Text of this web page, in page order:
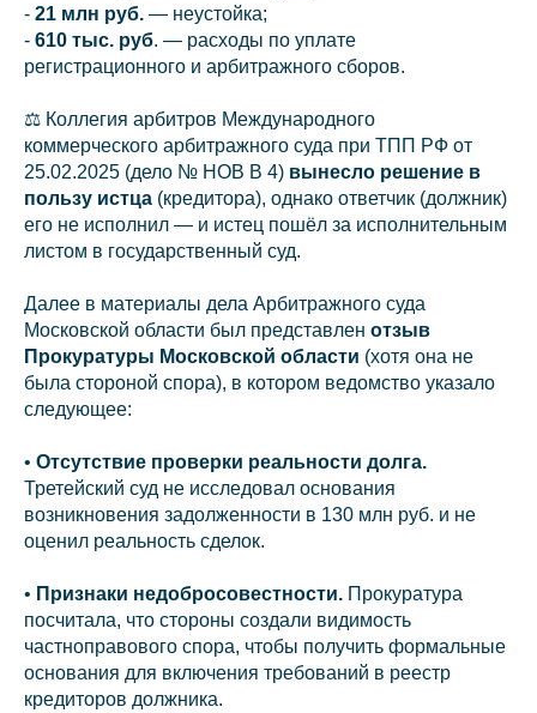
- 21 млн руб. — неустойка;
- 610 тыс. руб. — расходы по уплате
регистрационного и арбитражного сборов.
⚖️ Коллегия арбитров Международного
коммерческого арбитражного суда при ТПП РФ от
25.02.2025 (дело № НОВ В 4) вынесло решение в
пользу истца (кредитора), однако ответчик (должник)
его не исполнил — и истец пошёл за исполнительным
листом в государственный суд.
Далее в материалы дела Арбитражного суда
Московской области был представлен отзыв
Прокуратуры Московской области (хотя она не
была стороной спора), в котором ведомство указало
следующее:
• Отсутствие проверки реальности долга.
Третейский суд не исследовал основания
возникновения задолженности в 130 млн руб. и не
оценил реальность сделок.
• Признаки недобросовестности. Прокуратура
посчитала, что стороны создали видимость
частноправового спора, чтобы получить формальные
основания для включения требований в реестр
кредиторов должника.